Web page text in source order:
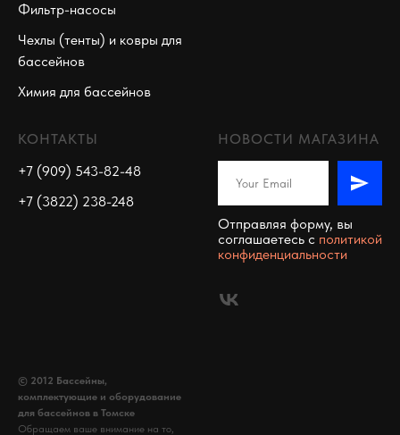
Фильтр-насосы
Чехлы (тенты) и ковры для
бассейнов
Химия для бассейнов
КОНТАКТЫ
+7 (909) 543-82-48
+7 (3822) 238-248
НОВОСТИ МАГАЗИНА
Отправляя форму, вы
соглашаетесь c политикой
конфиденциальности
© 2012 Бассейны,
комплектующие и оборудование
для бассейнов в Томске
Обращаем ваше внимание на то,